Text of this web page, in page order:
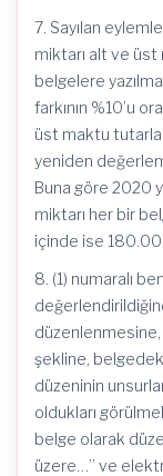
7. Sayılan
miktarı alt ve üst
belgelere
farkının %10’u
üst maktu
yeniden
Buna göre 2020
miktarı her bir
içinde ise
8. (1) numaralı
düzenlenmesine,
şekline,
düzeninin
oldukları
belge olarak
üzere…” ve